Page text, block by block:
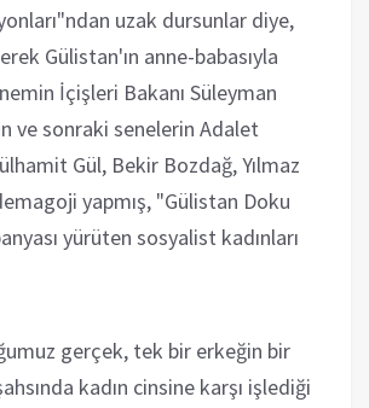
uzak dursunlar diye,
Gülistan'ın anne-babasıyla
İçişleri Bakanı Süleyman
ve sonraki senelerin Adalet
Gül, Bekir Bozdağ, Yılmaz
yapmış, "Gülistan Doku
yürüten sosyalist kadınları
gerçek, tek bir erkeğin bir
kadın cinsine karşı işlediği